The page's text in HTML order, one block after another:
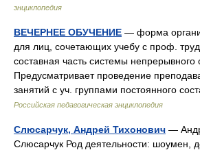
энциклопедия
ВЕЧЕРНЕЕ ОБУЧЕНИЕ — форма
для лиц, сочетающих учебу с проф.
составная часть системы непрерывного
Предусматривает проведение
занятий с уч. группами постоянного
Российская педагогическая энциклопедия
Слюсарчук, Андрей Тихонович —
Слюсарчук Род деятельности: шоумен,